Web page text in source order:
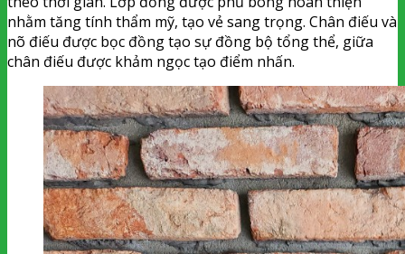
nhằm tăng tính thẩm mỹ, tạo vẻ sang trọng. Chân điếu và
nõ điếu được bọc đồng tạo sự đồng bộ tổng thể, giữa
chân điếu được khảm ngọc tạo điểm nhấn.